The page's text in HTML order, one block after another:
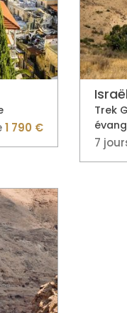
1 790 €
Israël
Trek
7